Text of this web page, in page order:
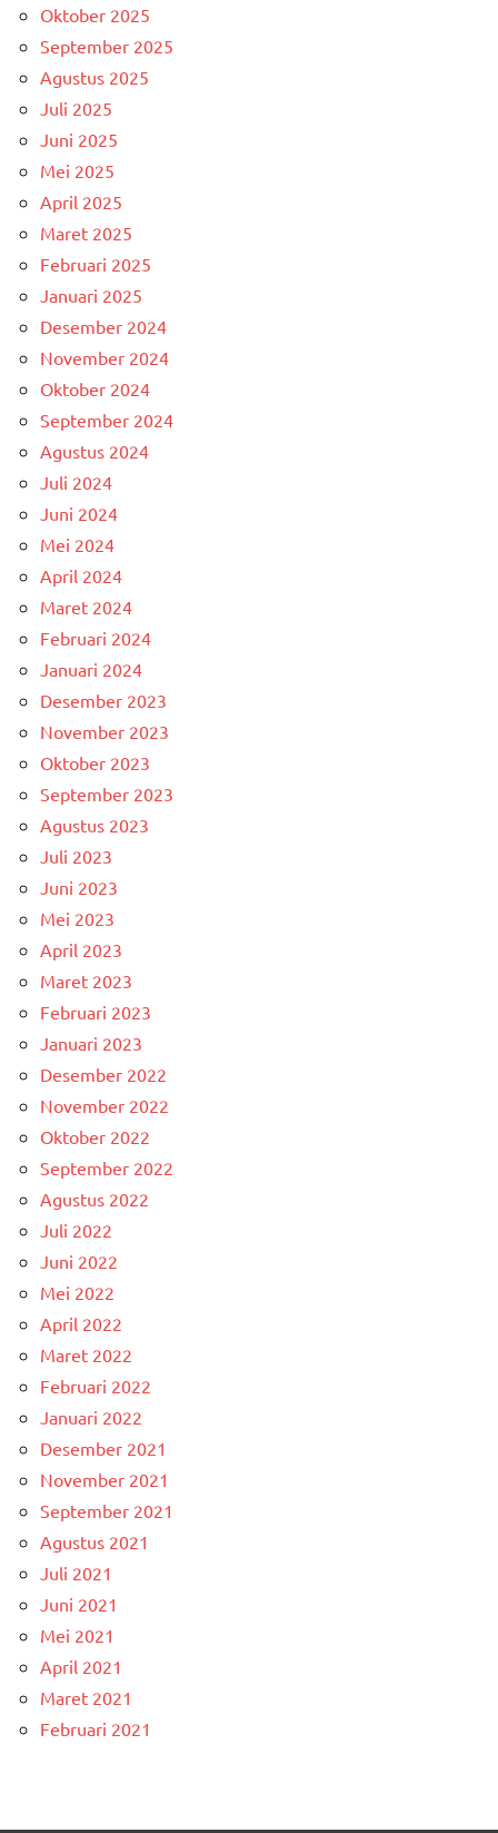
Oktober 2025
September 2025
Agustus 2025
Juli 2025
Juni 2025
Mei 2025
April 2025
Maret 2025
Februari 2025
Januari 2025
Desember 2024
November 2024
Oktober 2024
September 2024
Agustus 2024
Juli 2024
Juni 2024
Mei 2024
April 2024
Maret 2024
Februari 2024
Januari 2024
Desember 2023
November 2023
Oktober 2023
September 2023
Agustus 2023
Juli 2023
Juni 2023
Mei 2023
April 2023
Maret 2023
Februari 2023
Januari 2023
Desember 2022
November 2022
Oktober 2022
September 2022
Agustus 2022
Juli 2022
Juni 2022
Mei 2022
April 2022
Maret 2022
Februari 2022
Januari 2022
Desember 2021
November 2021
September 2021
Agustus 2021
Juli 2021
Juni 2021
Mei 2021
April 2021
Maret 2021
Februari 2021